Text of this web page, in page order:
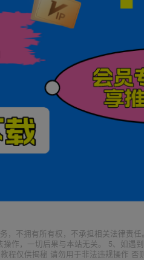
不拥有所有权，不承担相关法律责
作，一切后果与本站无关。 5、如遇
程仅供揭秘 请勿用于非法违规操作 否